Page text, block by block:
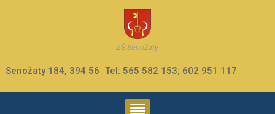
ZŠ Senožaty
Senožaty 184, 394 56 Tel: 565 582 153; 602 951 117